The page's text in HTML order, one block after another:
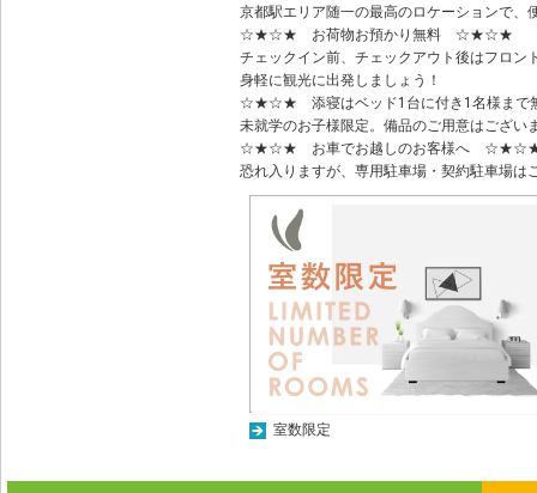
京都駅エリア随一の最高のロケーションで、
☆★☆★ お荷物お預かり無料 ☆★☆★
チェックイン前、チェックアウト後はフロン
身軽に観光に出発しましょう！
☆★☆★ 添寝はベッド1台に付き1名様
未就学のお子様限定。備品のご用意はござい
☆★☆★ お車でお越しのお客様へ
恐れ入りますが、専用駐車場・契約駐車場は
室数限定